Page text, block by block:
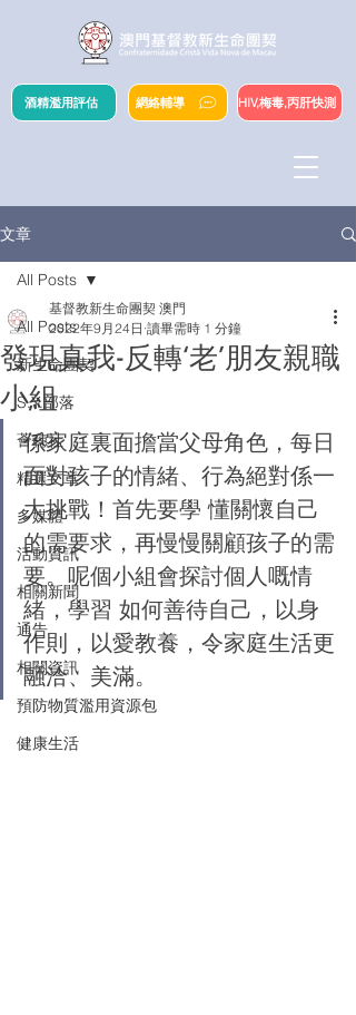
網絡輔導
酒精濫用評估 HIV,梅毒,丙肝快測
文章
All Posts
新生命團契
S.Y.部落
薈穗社
精選文章
多媒體
活動資訊
相關新聞
通告
相關資訊
預防物質濫用資源包
健康生活
All Posts
發現真我-反轉‘老’朋友親職
小組
基督教新生命團契 澳門
2022年9月24日 讀畢需時 1 分鐘
係家庭裏面擔當父母角色，每日
面對孩子的情緒、行為絕對係一
大挑戰！首先要學 懂關懷自己
的需要求，再慢慢關顧孩子的需
要。呢個小組會探討個人嘅情
緒，學習 如何善待自己，以身
作則，以愛教養，令家庭生活更
融洽、美滿。